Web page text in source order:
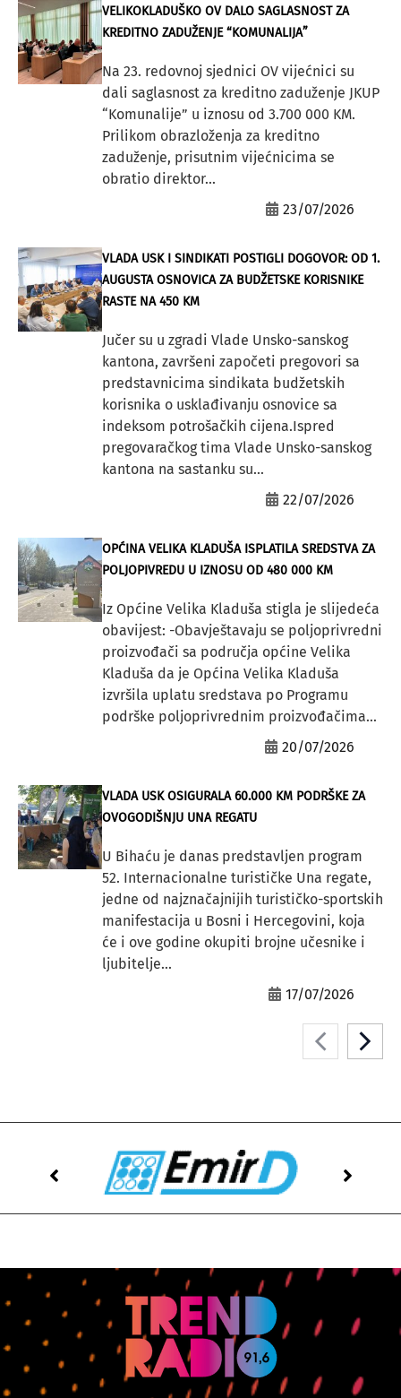
VELIKOKLADUŠKO OV DALO SAGLASNOST ZA
KREDITNO ZADUŽENJE “KOMUNALIJA”
Na 23. redovnoj sjednici OV vijećnici su
dali saglasnost za kreditno zaduženje JKUP
“Komunalije” u iznosu od 3.700 000 KM.
Prilikom obrazloženja za kreditno
zaduženje, prisutnim vijećnicima se
obratio direktor...
23/07/2026
VLADA USK I SINDIKATI POSTIGLI DOGOVOR: OD 1.
AUGUSTA OSNOVICA ZA BUDŽETSKE KORISNIKE
RASTE NA 450 KM
Jučer su u zgradi Vlade Unsko-sanskog
kantona, završeni započeti pregovori sa
predstavnicima sindikata budžetskih
korisnika o usklađivanju osnovice sa
indeksom potrošačkih cijena.Ispred
pregovaračkog tima Vlade Unsko-sanskog
kantona na sastanku su...
22/07/2026
OPĆINA VELIKA KLADUŠA ISPLATILA SREDSTVA ZA
POLJOPIVREDU U IZNOSU OD 480 000 KM
Iz Općine Velika Kladuša stigla je slijedeća
obavijest: -Obavještavaju se poljoprivredni
proizvođači sa područja općine Velika
Kladuša da je Općina Velika Kladuša
izvršila uplatu sredstava po Programu
podrške poljoprivrednim proizvođačima...
20/07/2026
VLADA USK OSIGURALA 60.000 KM PODRŠKE ZA
OVOGODIŠNJU UNA REGATU
U Bihaću je danas predstavljen program
52. Internacionalne turističke Una regate,
jedne od najznačajnijih turističko-sportskih
manifestacija u Bosni i Hercegovini, koja
će i ove godine okupiti brojne učesnike i
ljubitelje...
17/07/2026